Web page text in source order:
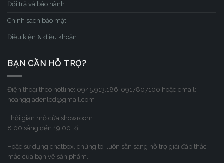
Đổi trả và bảo hành
Chính sách bảo mật
Điều kiện & điều khoản
BẠN CẦN HỖ TRỢ?
Điện thoại theo hotline: 0945.913.186-0917807100 hoặc email:
hoanggiadenled@gmail.com
Thời gian mở cửa showroom:
8:00 sáng đến 19:00 tối
Hoặc sử dụng chatbox, chúng tôi luôn sẳn sàng hỗ trợ giải đáp thắc
mắc của bạn về sản phẩm.